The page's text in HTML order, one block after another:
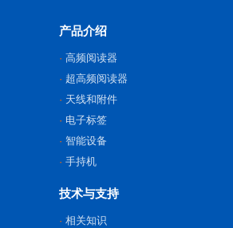
产品介绍
高频阅读器
超高频阅读器
天线和附件
电子标签
智能设备
手持机
技术与支持
相关知识